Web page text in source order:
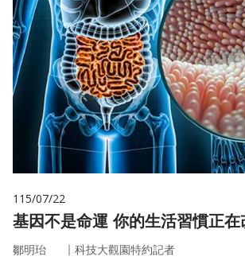
115/07/22
基因不是命運 你的生活習
鄒明珆 ｜ 科技大觀園特約記者